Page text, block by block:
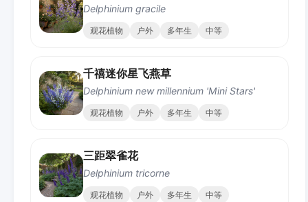
Delphinium gracile
观花植物 户外 多年生 中等
千禧迷你星飞燕草
Delphinium new millennium 'Mini Stars'
观花植物 户外 多年生 中等
三距翠雀花
Delphinium tricorne
观花植物 户外 多年生 中等